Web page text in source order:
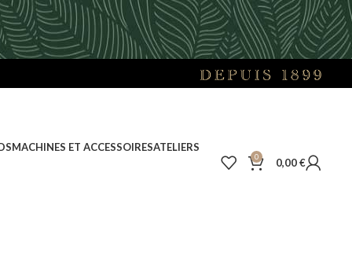
MACHINES ET ACCESSOIRESATELIERS
0 0,00€